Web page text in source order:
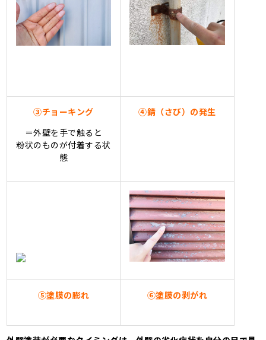
③チョーキング
＝外壁を手で触ると
粉状のものが付着する状
態
④錆（さび）の発生
⑤塗膜の膨れ ⑥塗膜の剥がれ